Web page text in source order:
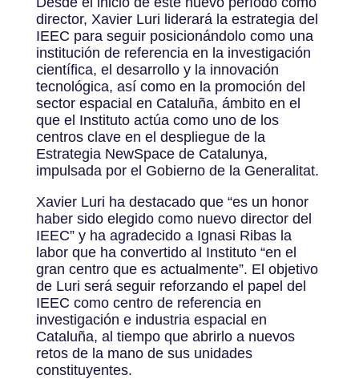
director, Xavier Luri liderará la estrategia del
IEEC para seguir posicionándolo como una
institución de referencia en la investigación
científica, el desarrollo y la innovación
tecnológica, así como en la promoción del
sector espacial en Cataluña, ámbito en el
que el Instituto actúa como uno de los
centros clave en el despliegue de la
Estrategia NewSpace de Catalunya,
impulsada por el Gobierno de la Generalitat.
Xavier Luri ha destacado que “es un honor
haber sido elegido como nuevo director del
IEEC” y ha agradecido a Ignasi Ribas la
labor que ha convertido al Instituto “en el
gran centro que es actualmente”. El objetivo
de Luri será seguir reforzando el papel del
IEEC como centro de referencia en
investigación e industria espacial en
Cataluña, al tiempo que abrirlo a nuevos
retos de la mano de sus unidades
constituyentes.